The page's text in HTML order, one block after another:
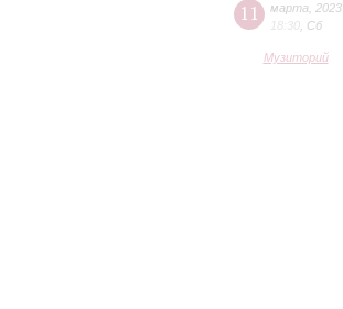
11 марта
2023
18:30 Сб
Музиторий